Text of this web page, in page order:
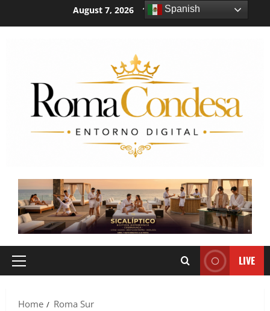
August 7, 2026 11:45:21 PM
LIVE
Home Roma Sur
Spanish